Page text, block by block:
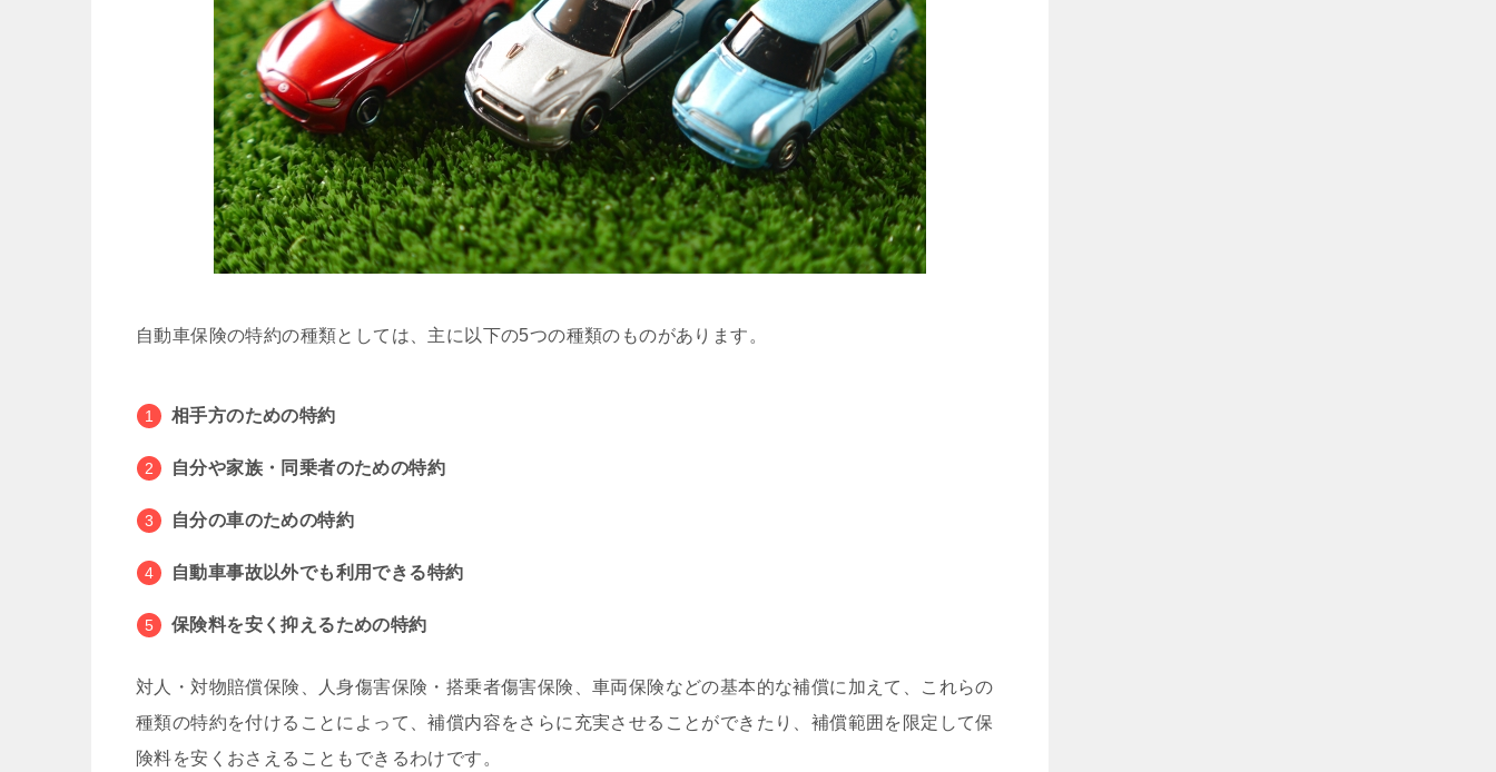
自動車保険の特約の種類としては、主に以下の5つの種類のものがあります。
相手方のための特約
自分や家族・同乗者のための特約
自分の車のための特約
自動車事故以外でも利用できる特約
保険料を安く抑えるための特約
対人・対物賠償保険、人身傷害保険・搭乗者傷害保険、車両保険などの基本的な補償に加えて、これらの
種類の特約を付けることによって、補償内容をさらに充実させることができたり、補償範囲を限定して保
険料を安くおさえることもできるわけです。